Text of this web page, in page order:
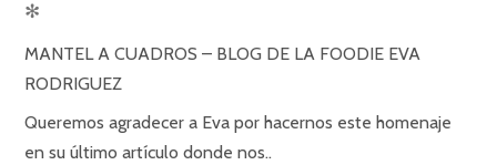
✻
MANTEL A CUADROS – BLOG DE LA FOODIE EVA
RODRIGUEZ
Queremos agradecer a Eva por hacernos este homenaje
en su último artículo donde nos..